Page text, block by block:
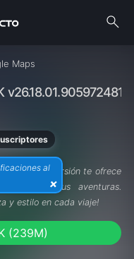
search
Maps
v26.18.01.905972481
al
×
! La última versión te ofrece
para tus aventuras.
y estilo en cada viaje!
(239M)